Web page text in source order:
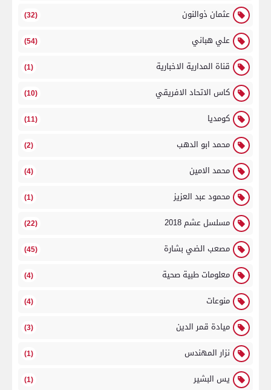
عثمان ذوالنون (32)
علي هباني (54)
قناة المدارية الاخبارية (1)
كاس الاتحاد الافريقي (10)
كومديا (11)
محمد ابو الدهب (2)
محمد الامين (4)
محمود عبد العزيز (1)
مسلسل عشم 2018 (22)
مصعب الضي بشارة (45)
معلومات طبية صحية (4)
منوعات (4)
ميادة قمر الدين (3)
نزار المهندس (1)
يس البشير (1)